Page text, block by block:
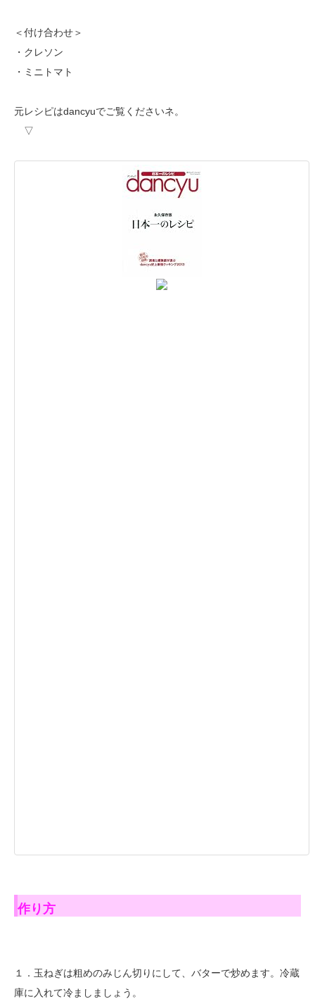
＜付け合わせ＞
・クレソン
・ミニトマト
元レシピはdancyuでご覧くださいネ。
▽
作り方
１．玉ねぎは粗めのみじん切りにして、バターで炒めます。冷蔵
庫に入れて冷ましましょう。